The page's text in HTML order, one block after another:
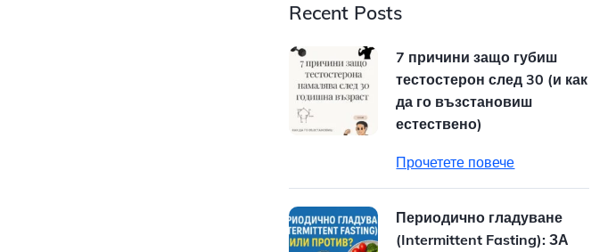
Recent Posts
7 причини защо губиш
тестостерон след 30 (и как
да го възстановиш
естествено)
Прочетете повече
Периодично гладуване
(Intermittent Fasting): ЗА